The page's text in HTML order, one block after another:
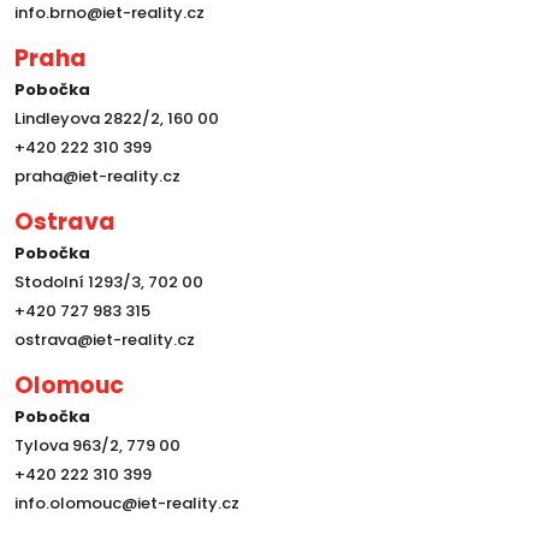
info.brno@iet-reality.cz
Praha
Pobočka
Lindleyova 2822/2, 160 00
+420 222 310 399
praha@iet-reality.cz
Ostrava
Pobočka
Stodolní 1293/3, 702 00
+420 727 983 315
ostrava@iet-reality.cz
Olomouc
Pobočka
Tylova 963/2, 779 00
+420 222 310 399
info.olomouc@iet-reality.cz